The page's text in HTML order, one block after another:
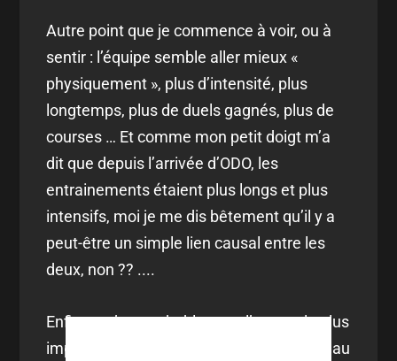
Autre point que je commence à voir, ou à
sentir : l’équipe semble aller mieux «
physiquement », plus d’intensité, plus
longtemps, plus de duels gagnés, plus de
courses … Et comme mon petit doigt m’a
dit que depuis l’arrivée d’ODO, les
entrainements étaient plus longs et plus
intensifs, moi je me dis bêtement qu’il y a
peut-être un simple lien causal entre les
deux, non ?? ....
Enfin, et c’est probablement l’aspect le plus
important du potentiel apport d’un nouveau